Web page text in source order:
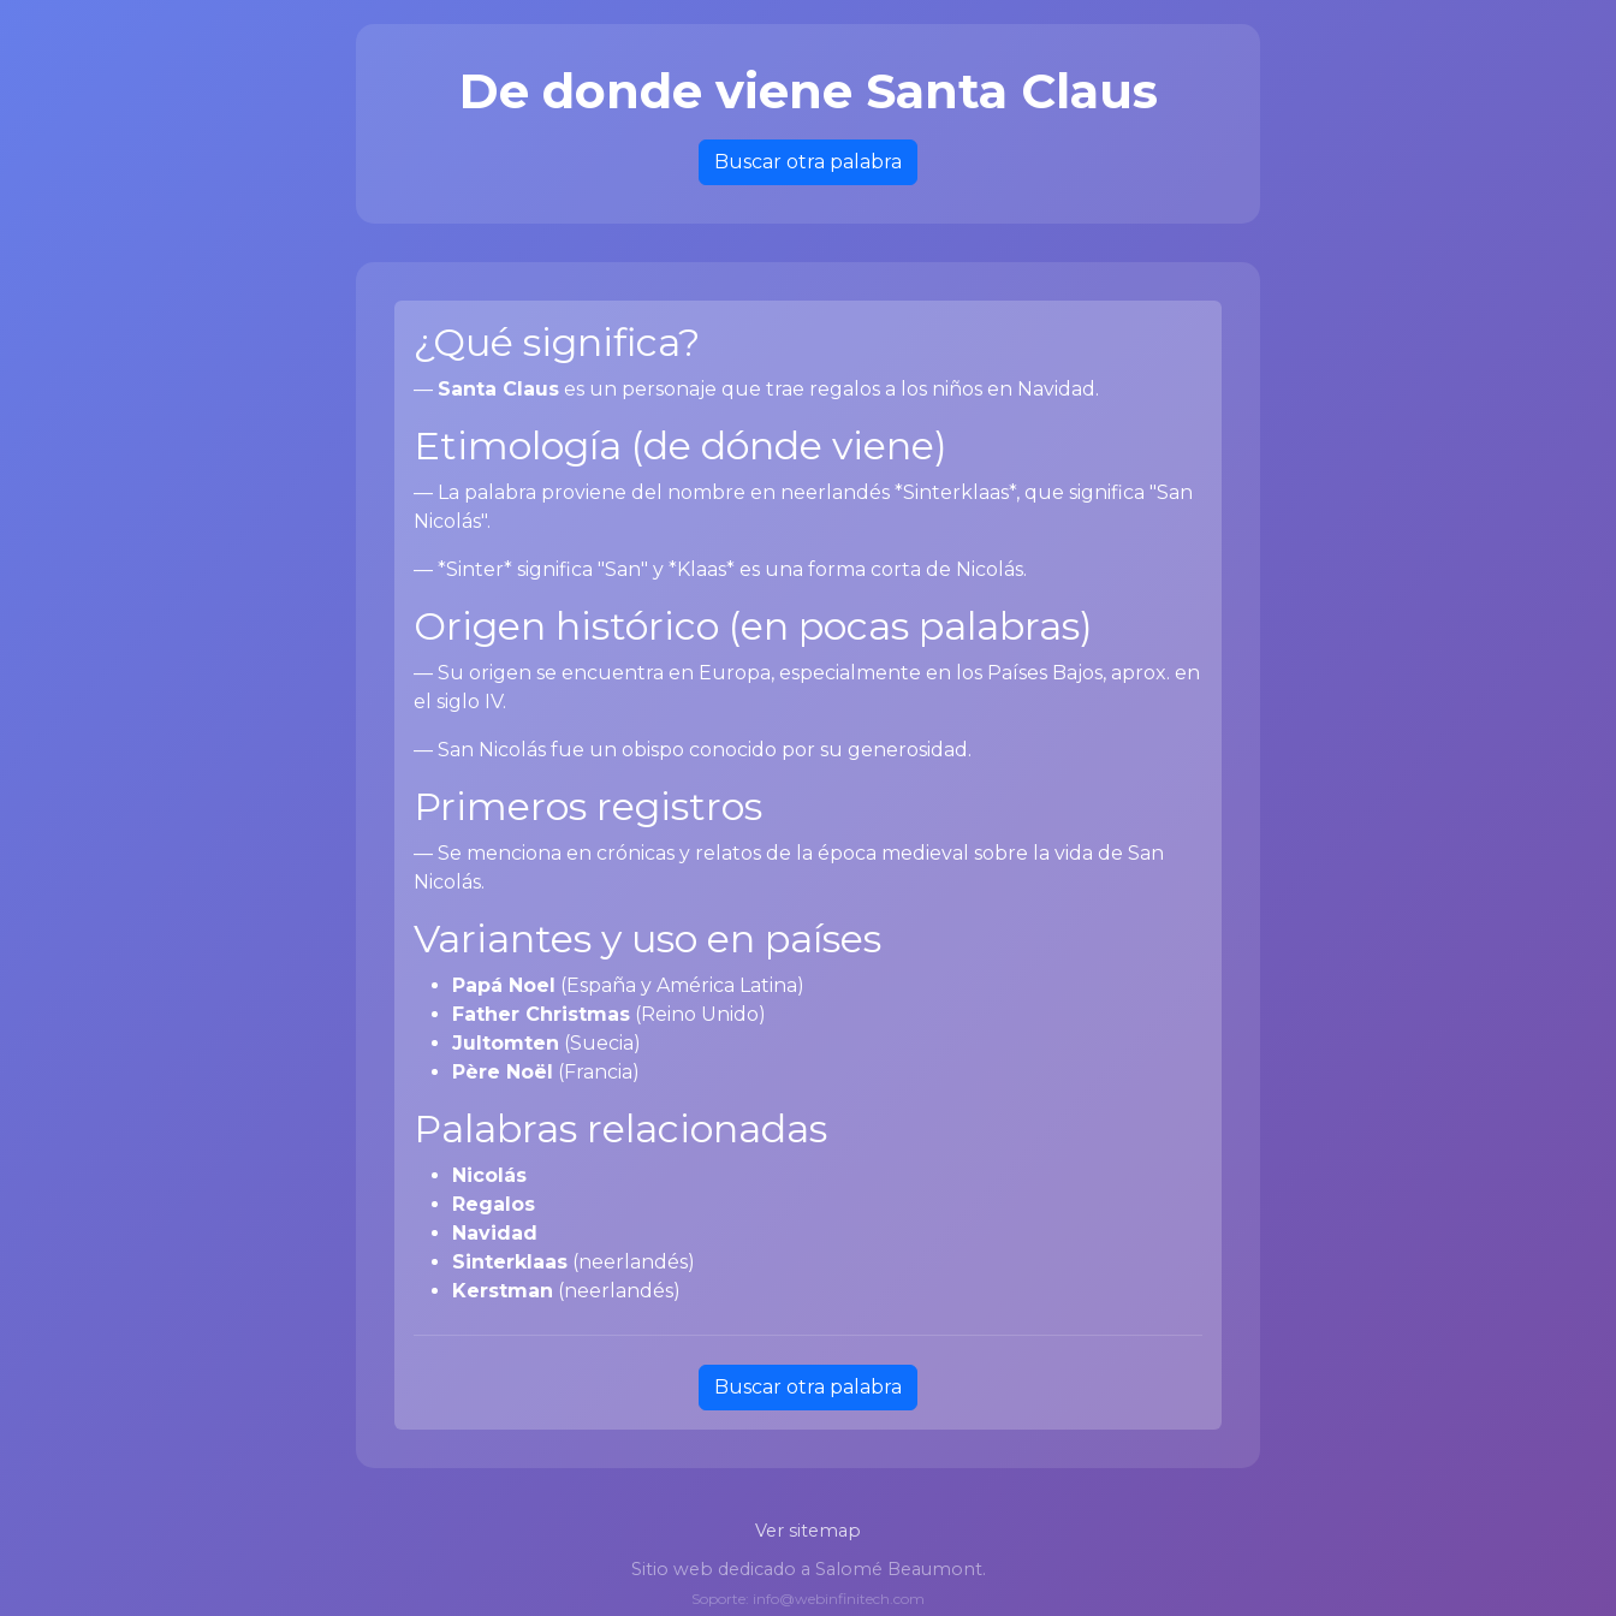
De donde viene Santa Claus
Buscar otra palabra
¿Qué significa?
— Santa Claus es un personaje que trae regalos a los niños en Navidad.
Etimología (de dónde viene)
— La palabra proviene del nombre en neerlandés *Sinterklaas*, que significa "San
Nicolás".
— *Sinter* significa "San" y *Klaas* es una forma corta de Nicolás.
Origen histórico (en pocas palabras)
— Su origen se encuentra en Europa, especialmente en los Países Bajos, aprox. en
el siglo IV.
— San Nicolás fue un obispo conocido por su generosidad.
Primeros registros
— Se menciona en crónicas y relatos de la época medieval sobre la vida de San
Nicolás.
Variantes y uso en países
Papá Noel (España y América Latina)
Father Christmas (Reino Unido)
Jultomten (Suecia)
Père Noël (Francia)
Palabras relacionadas
Nicolás
Regalos
Navidad
Sinterklaas (neerlandés)
Kerstman (neerlandés)
Buscar otra palabra
Ver sitemap
Sitio web dedicado a Salomé Beaumont.
Soporte: info@webinfinitech.com